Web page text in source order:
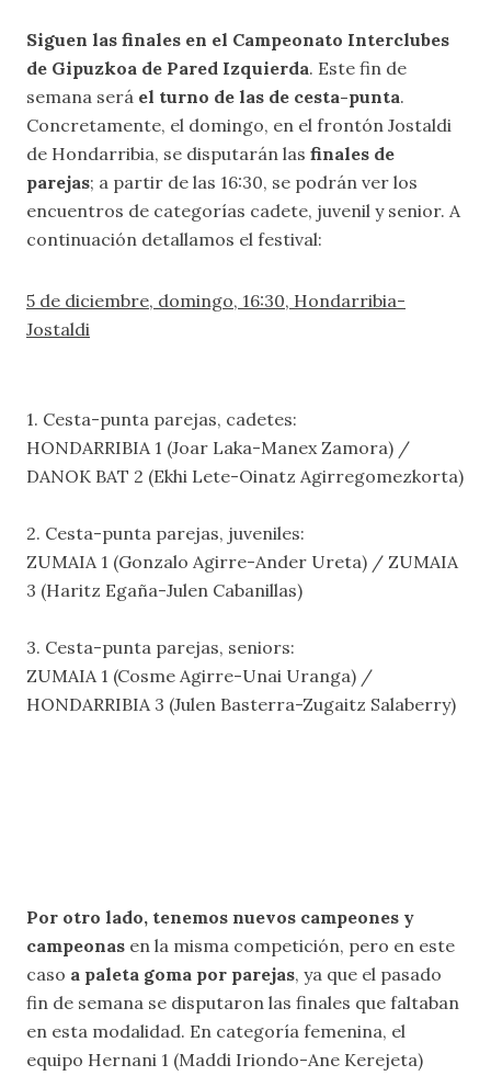
Siguen las finales en el Campeonato Interclubes
de Gipuzkoa de Pared Izquierda. Este fin de
semana será el turno de las de cesta-punta.
Concretamente, el domingo, en el frontón Jostaldi
de Hondarribia, se disputarán las finales de
parejas; a partir de las 16:30, se podrán ver los
encuentros de categorías cadete, juvenil y senior. A
continuación detallamos el festival:
5 de diciembre, domingo, 16:30, Hondarribia-
Jostaldi
1. Cesta-punta parejas, cadetes:
HONDARRIBIA 1 (Joar Laka-Manex Zamora) /
DANOK BAT 2 (Ekhi Lete-Oinatz Agirregomezkorta)
2. Cesta-punta parejas, juveniles:
ZUMAIA 1 (Gonzalo Agirre-Ander Ureta) / ZUMAIA
3 (Haritz Egaña-Julen Cabanillas)
3. Cesta-punta parejas, seniors:
ZUMAIA 1 (Cosme Agirre-Unai Uranga) /
HONDARRIBIA 3 (Julen Basterra-Zugaitz Salaberry)
Por otro lado, tenemos nuevos campeones y
campeonas en la misma competición, pero en este
caso a paleta goma por parejas, ya que el pasado
fin de semana se disputaron las finales que faltaban
en esta modalidad. En categoría femenina, el
equipo Hernani 1 (Maddi Iriondo-Ane Kerejeta)